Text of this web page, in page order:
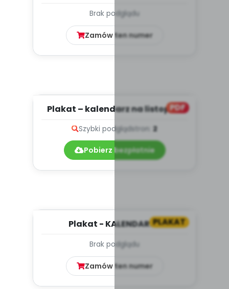
Brak podglądu
Zamów ten numer
PDF
Plakat – kalendarz na listopad
Szybki podglądstron: 2
Pobierz bezpłatnie
PLAKAT
Plakat - KALENDARZ -
Brak podglądu
Zamów ten numer